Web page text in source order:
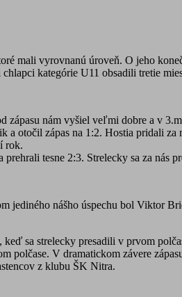
mali vyrovnanú úroveň. O jeho
kategórie U11 obsadili tretie
nám vyšiel veľmi dobre a v
otočil zápas na 1:2. Hostia pridali za
rok.
tesne 2:3. Strelecky sa za nás
jediného nášho úspechu bol Viktor
sa strelecky presadili v prvom
polčase. V dramatickom závere
z klubu ŠK Nitra.